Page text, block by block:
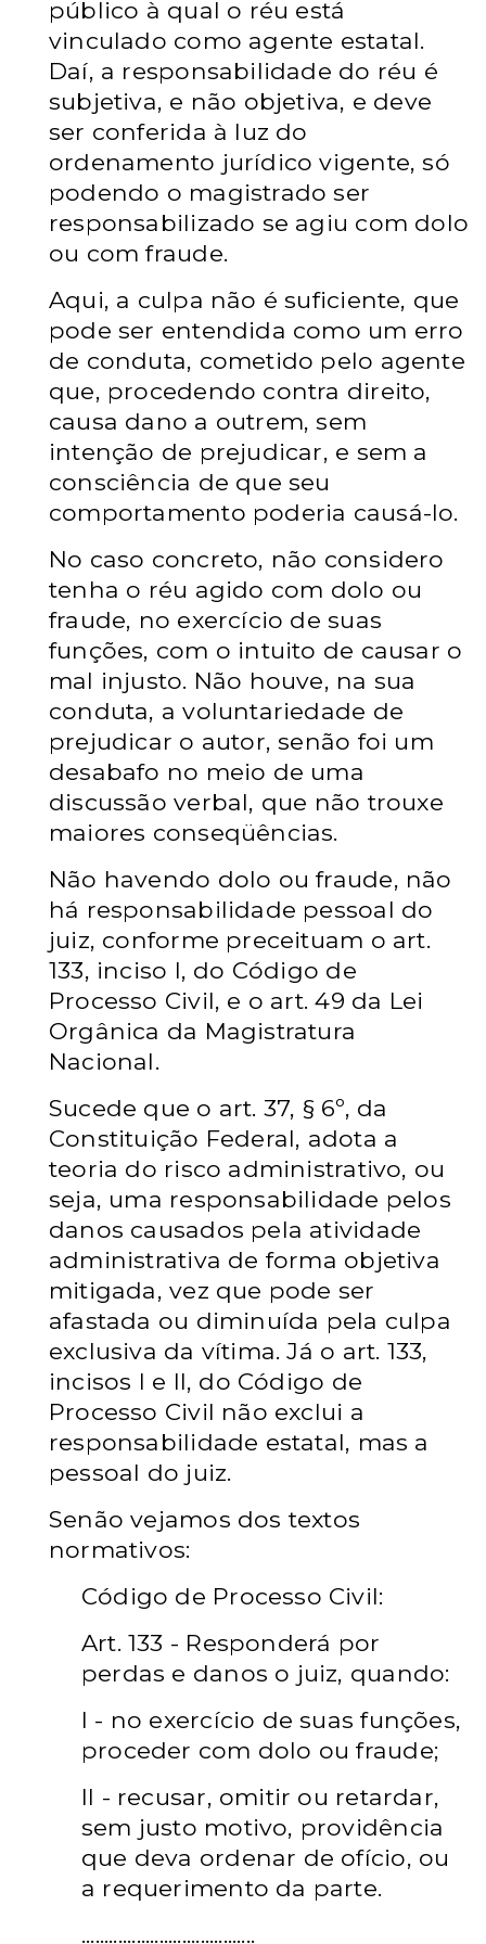
público à qual o réu está
vinculado como agente estatal.
Daí, a responsabilidade do réu é
subjetiva, e não objetiva, e deve
ser conferida à luz do
ordenamento jurídico vigente, só
podendo o magistrado ser
responsabilizado se agiu com dolo
ou com fraude.
Aqui, a culpa não é suficiente, que
pode ser entendida como um erro
de conduta, cometido pelo agente
que, procedendo contra direito,
causa dano a outrem, sem
intenção de prejudicar, e sem a
consciência de que seu
comportamento poderia causá-lo.
No caso concreto, não considero
tenha o réu agido com dolo ou
fraude, no exercício de suas
funções, com o intuito de causar o
mal injusto. Não houve, na sua
conduta, a voluntariedade de
prejudicar o autor, senão foi um
desabafo no meio de uma
discussão verbal, que não trouxe
maiores conseqüências.
Não havendo dolo ou fraude, não
há responsabilidade pessoal do
juiz, conforme preceituam o art.
133, inciso I, do Código de
Processo Civil, e o art. 49 da Lei
Orgânica da Magistratura
Nacional.
Sucede que o art. 37, § 6º, da
Constituição Federal, adota a
teoria do risco administrativo, ou
seja, uma responsabilidade pelos
danos causados pela atividade
administrativa de forma objetiva
mitigada, vez que pode ser
afastada ou diminuída pela culpa
exclusiva da vítima. Já o art. 133,
incisos I e II, do Código de
Processo Civil não exclui a
responsabilidade estatal, mas a
pessoal do juiz.
Senão vejamos dos textos
normativos:
Código de Processo Civil:
Art. 133 - Responderá por
perdas e danos o juiz, quando:
I - no exercício de suas funções,
proceder com dolo ou fraude;
II - recusar, omitir ou retardar,
sem justo motivo, providência
que deva ordenar de ofício, ou
a requerimento da parte.
......................................